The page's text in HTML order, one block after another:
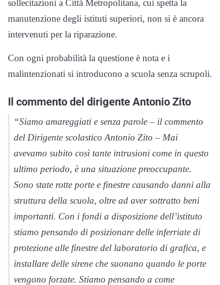
sollecitazioni a Città Metropolitana, cui spetta la
manutenzione degli istituti superiori, non si è ancora
intervenuti per la riparazione.
Con ogni probabilità la questione è nota e i
malintenzionati si introducono a scuola senza scrupoli.
Il commento del dirigente Antonio Zito
“Siamo amareggiati e senza parole – il commento
del Dirigente scolastico Antonio Zito – Mai
avevamo subito così tante intrusioni come in questo
ultimo periodo, è una situazione preoccupante.
Sono state rotte porte e finestre causando danni alla
struttura della scuola, oltre ad aver sottratto beni
importanti. Con i fondi a disposizione dell’istituto
stiamo pensando di posizionare delle inferriate di
protezione alle finestre del laboratorio di grafica, e
installare delle sirene che suonano quando le porte
vengono forzate. Stiamo pensando a come